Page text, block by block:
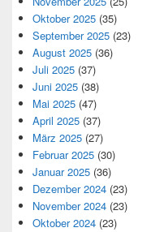
Oktober 2025 (35)
September 2025 (23)
August 2025 (36)
Juli 2025 (37)
Juni 2025 (38)
Mai 2025 (47)
April 2025 (37)
März 2025 (27)
Februar 2025 (30)
Januar 2025 (36)
Dezember 2024 (23)
November 2024 (23)
Oktober 2024 (23)